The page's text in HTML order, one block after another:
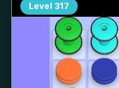
Level 317